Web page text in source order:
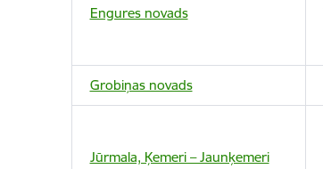
Engures novads
Grobiņas novads
Jūrmala, Ķemeri – Jaunķemeri